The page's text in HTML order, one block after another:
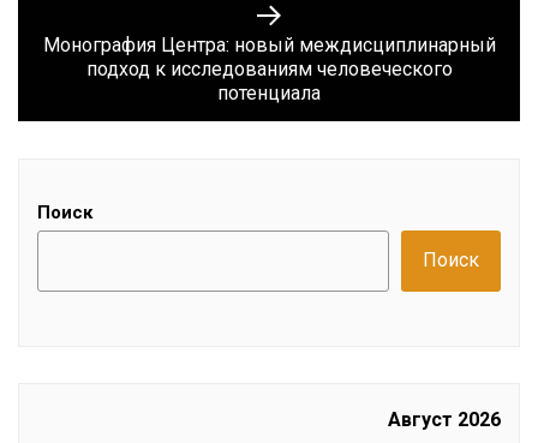
Next
post:
Монография Центра: новый междисциплинарный
подход к исследованиям человеческого
потенциала
Поиск
Поиск
Август 2026